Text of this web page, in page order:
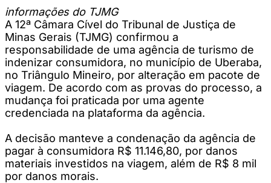
informações do TJMG
A 12ª Câmara Cível do Tribunal de Justiça de
Minas Gerais (TJMG) confirmou a
responsabilidade de uma agência de turismo de
indenizar consumidora, no município de Uberaba,
no Triângulo Mineiro, por alteração em pacote de
viagem. De acordo com as provas do processo, a
mudança foi praticada por uma agente
credenciada na plataforma da agência.
A decisão manteve a condenação da agência de
pagar à consumidora R$ 11.146,80, por danos
materiais investidos na viagem, além de R$ 8 mil
por danos morais.